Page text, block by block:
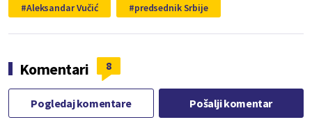
Aleksandar Vučić predsednik Srbije
Komentari 8
Pogledaj komentare Pošalji komentar